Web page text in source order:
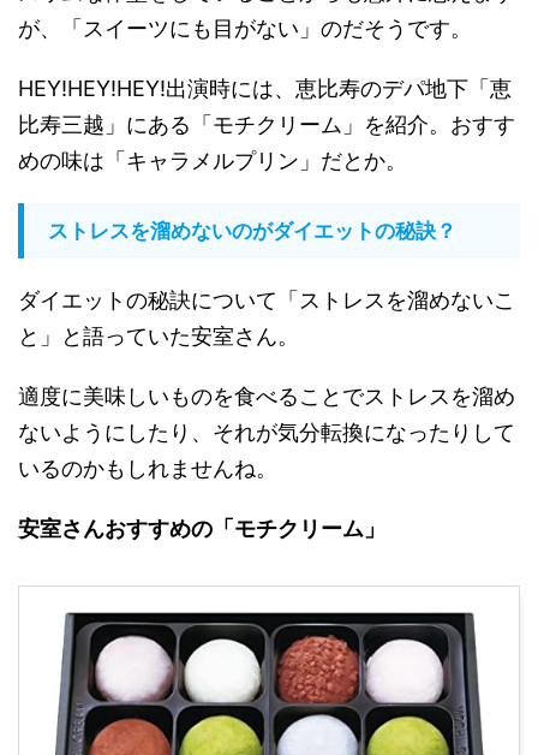
が、「スイーツにも目がない」のだそうです。
HEY!HEY!HEY!出演時には、恵比寿のデパ地下「恵
比寿三越」にある「モチクリーム」を紹介。おすす
めの味は「キャラメルプリン」だとか。
ストレスを溜めないのがダイエットの秘訣？
ダイエットの秘訣について「ストレスを溜めないこ
と」と語っていた安室さん。
適度に美味しいものを食べることでストレスを溜め
ないようにしたり、それが気分転換になったりして
いるのかもしれませんね。
安室さんおすすめの「モチクリーム」